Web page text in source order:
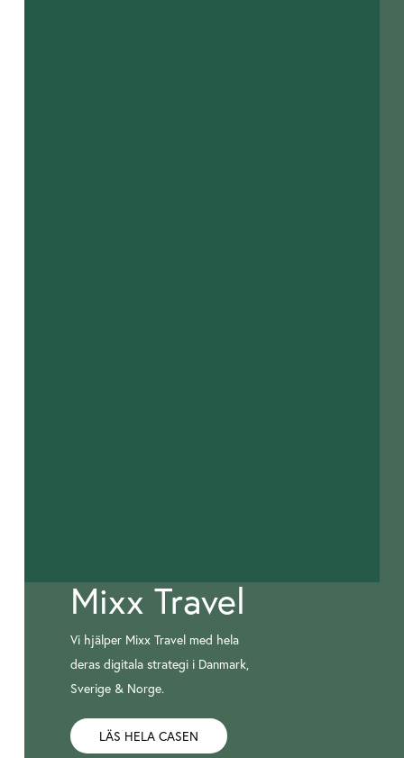
Mixx Travel
Vi hjälper Mixx Travel med hela
deras digitala strategi i Danmark,
Sverige & Norge.
LÄS HELA CASEN